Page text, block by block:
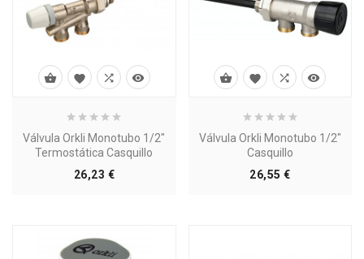
Válvula Orkli Monotubo 1/2"
Termostática Casquillo
26,23 €Precio
   
Válvula Orkli Monotubo 1/2"
Casquillo
26,55 €Precio
   